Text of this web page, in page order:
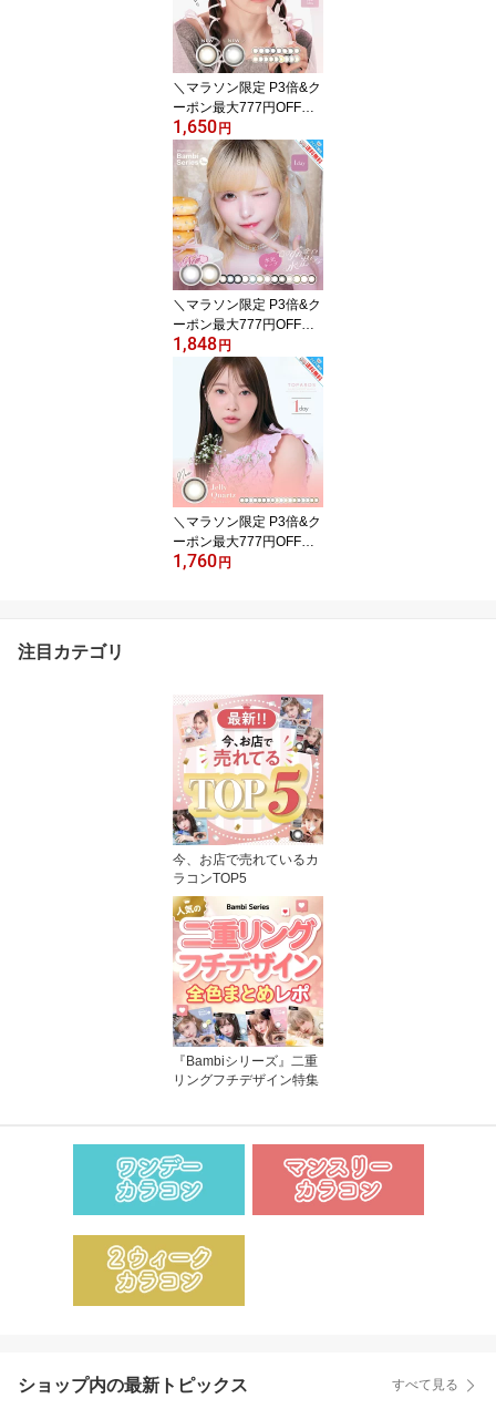
ン ワッフルチェックグレ
ー 愛されうさぎ キマグ
レネコ 褒められパンダ
ましゅまろ お月見だんご
スイカソーダ
＼マラソン限定 P3倍&ク
ーポン最大777円OFF
／ 新色追加 MOLAK モ
ラク カラコン 1ヵ月 1mo
nth 【2枚入り×1箱】 宮
脇咲良 度あり 度なし DI
A 14.2mm チェリッシュ
ブラウン グレーバニー
トゥインクルブラウン ピ
ンクボム ドリームグレー
ユニフォームブラック ブ
ラウンバニー
1,650円
＼マラソン限定 P3倍&ク
ーポン最大777円OFF
／ 新色追加 エンジェル
カラー バンビシリーズ
カラコン 1day バンビ ワ
ンデー 益若つばさ 【10
枚入×1箱】 スノーパー
プル スノーココア ハニ
ームーン セサミムーン
ブルーベリームーン スワ
ングレー スワンブルー
アーモンド
1,848円
＼マラソン限定 P3倍&ク
ーポン最大777円OFF
／ 新色追加 カラコン
パール クリスタルブルー
ム デートトパーズ ツイ
ントパーズ
1,760円
注目カテゴリ
今、お店で売れているカ
ラコンTOP5
『Bambiシリーズ』二重
リングフチデザイン特集
ショップ内の最新トピックス すべて見る